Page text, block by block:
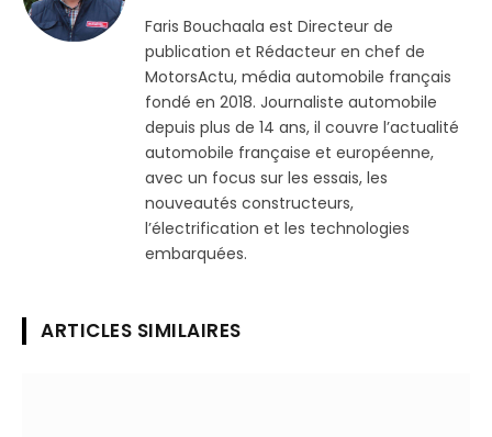
Faris Bouchaala est Directeur de
publication et Rédacteur en chef de
MotorsActu, média automobile français
fondé en 2018. Journaliste automobile
depuis plus de 14 ans, il couvre l’actualité
automobile française et européenne,
avec un focus sur les essais, les
nouveautés constructeurs,
l’électrification et les technologies
embarquées.
ARTICLES SIMILAIRES